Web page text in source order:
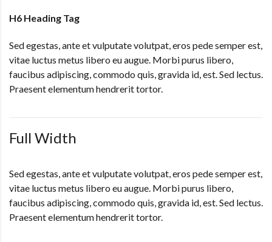
H6 Heading Tag
Sed egestas, ante et vulputate volutpat, eros pede semper est,
vitae luctus metus libero eu augue. Morbi purus libero,
faucibus adipiscing, commodo quis, gravida id, est. Sed lectus.
Praesent elementum hendrerit tortor.
Full Width
Sed egestas, ante et vulputate volutpat, eros pede semper est,
vitae luctus metus libero eu augue. Morbi purus libero,
faucibus adipiscing, commodo quis, gravida id, est. Sed lectus.
Praesent elementum hendrerit tortor.